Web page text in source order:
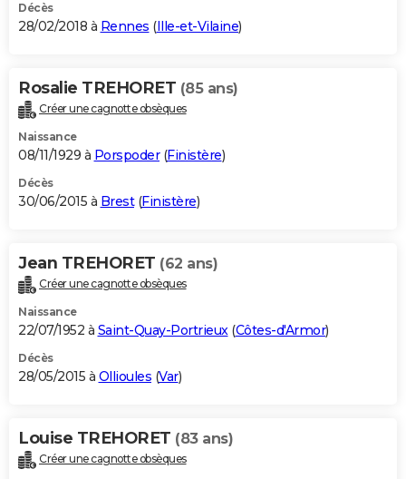
Décès
28/02/2018 à Rennes (Ille-et-Vilaine)
Rosalie TREHORET (85 ans)
Créer une cagnotte obsèques
Naissance
08/11/1929 à Porspoder(Finistère)
Décès
30/06/2015 à Brest(Finistère)
Jean TREHORET (62 ans)
Créer une cagnotte obsèques
Naissance
22/07/1952 à Saint-Quay-Portrieux(Côtes-d'Armor)
Décès
28/05/2015 à Ollioules (Var)
Louise TREHORET (83 ans)
Créer une cagnotte obsèques